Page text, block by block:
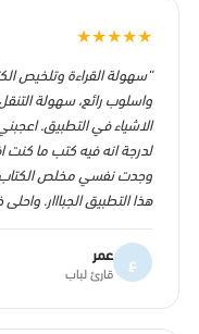
★
★
★
★
★
“سهولة القراءة وتلخيص
واسلوب رائع، سهولة
الاشياء في التطبيق.
لدرجة انه فيه كتب ما كنت
وجدت نفسي مخلص الكتاب.
هذا التطبيق الجبااار.
ع عمر
قارئ لباب